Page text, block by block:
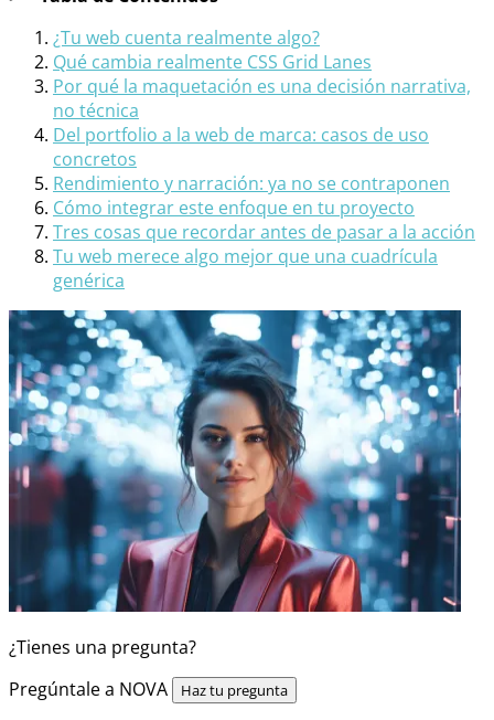
¿Tu web cuenta realmente algo?
Qué cambia realmente CSS Grid Lanes
Por qué la maquetación es una decisión narrativa,
no técnica
Del portfolio a la web de marca: casos de uso
concretos
Rendimiento y narración: ya no se contraponen
Cómo integrar este enfoque en tu proyecto
Tres cosas que recordar antes de pasar a la acción
Tu web merece algo mejor que una cuadrícula
genérica
¿Tienes una pregunta?
Pregúntale a NOVA
Haz tu pregunta